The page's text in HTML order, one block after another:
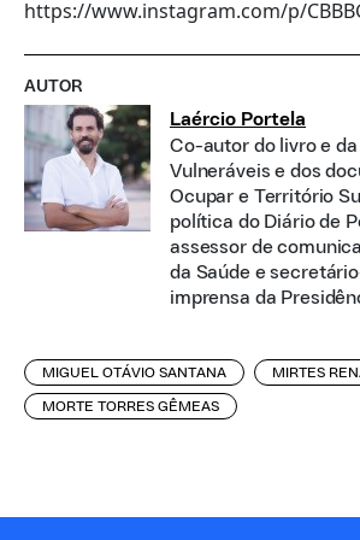
https://www.instagram.com/p/
AUTOR
Laércio Portela
Co-autor do livro e
Vulneráveis e dos
Ocupar e Território
política do Diário de
assessor de
da Saúde e
imprensa da
MIGUEL OTÁVIO SANTANA MIRTES
MORTE TORRES GÊMEAS